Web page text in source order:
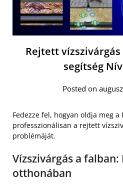
Rejtett
segítség
Posted on
Fedezze fel, hogyan oldja meg
professzionálisan a rejtett
problémáját.
Vízszivárgás a
otthonában